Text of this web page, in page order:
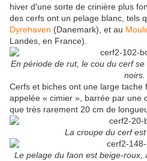
hiver d'une sorte de crinière plus
des cerfs ont un pelage blanc, tels
Dyrehaven (Danemark), et au
Landes, en France).
En période de rut, le cou du cerf
noirs.
Cerfs et biches ont une large tache
appelée « cimier », barrée par une
que très rarement 20 cm de
La croupe du cerf
Le pelage du faon est beige-roux,